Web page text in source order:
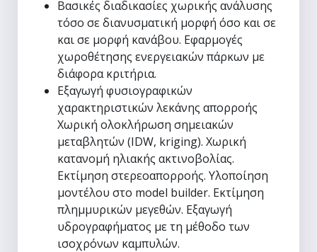
Βασικές διαδικασίες χωρικής ανάλυσης
τόσο σε διανυσματική μορφή όσο και σε
και σε μορφή κανάβου. Εφαρμογές
χωροθέτησης ενεργειακών πάρκων με
διάφορα κριτήρια.
Εξαγωγή φυσιογραφικών
χαρακτηριστικών λεκάνης απορροής
Χωρική ολοκλήρωση σημειακών
μεταβλητών (IDW, kriging). Χωρική
κατανομή ηλιακής ακτινοβολίας.
Εκτίμηση στερεοαπορροής. Υλοποίηση
μοντέλου στο model builder. Εκτίμηση
πλημμυρικών μεγεθών. Εξαγωγή
υδρογραφήματος με τη μέθοδο των
ισοχρόνων καμπυλών.